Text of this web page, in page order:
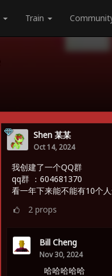
Train
Shen 某某
Oct 14, 2024
我创建了一个QQ群
qq群 ：604681370
看一年下来能不能有10个
2 props
Bill Cheng
Nov 30, 2024
哈哈哈哈哈